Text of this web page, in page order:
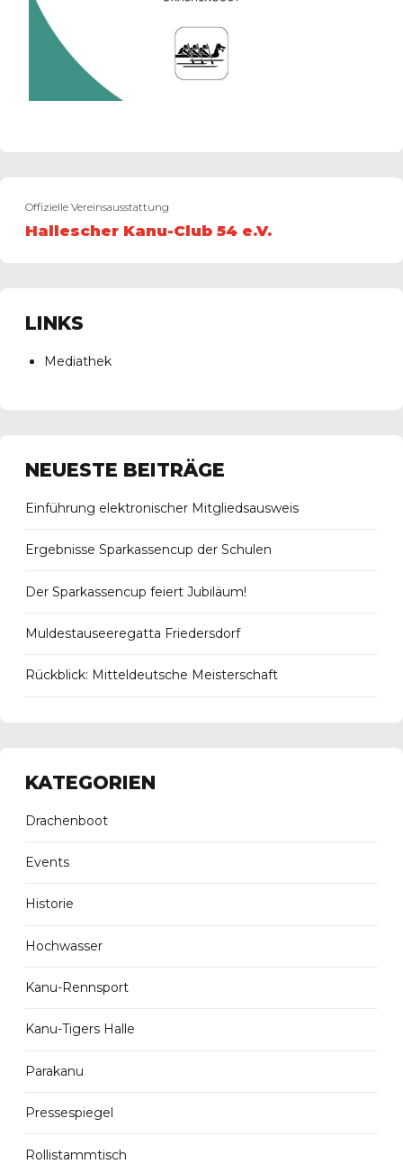
Offizielle Vereinsausstattung
Hallescher Kanu-Club 54 e.V.
LINKS
Mediathek
NEUESTE BEITRÄGE
Einführung elektronischer Mitgliedsausweis
Ergebnisse Sparkassencup der Schulen
Der Sparkassencup feiert Jubiläum!
Muldestauseeregatta Friedersdorf
Rückblick: Mitteldeutsche Meisterschaft
KATEGORIEN
Drachenboot
Events
Historie
Hochwasser
Kanu-Rennsport
Kanu-Tigers Halle
Parakanu
Pressespiegel
Rollistammtisch